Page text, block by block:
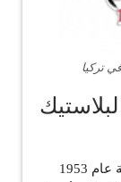
تركيا
بدأ مصنع palali مشواره من ولاية افيون التركية عام 1953